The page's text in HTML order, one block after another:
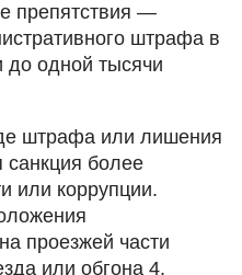
препятствия —
штрафа в
до одной тысячи
штрафа или лишения
санкция более
или коррупции.
проезжей части
или обгона 4.